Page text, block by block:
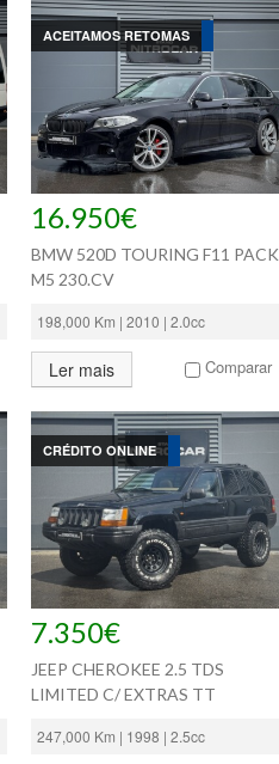
ACEITAMOS RETOMAS
16.950€
BMW 520D TOURING F11 PACK
M5 230.CV
198,000 Km | 2010 | 2.0cc
Ler mais Comparar
CRÉDITO ONLINE
7.350€
JEEP CHEROKEE 2.5 TDS
LIMITED C/ EXTRAS TT
247,000 Km | 1998 | 2.5cc